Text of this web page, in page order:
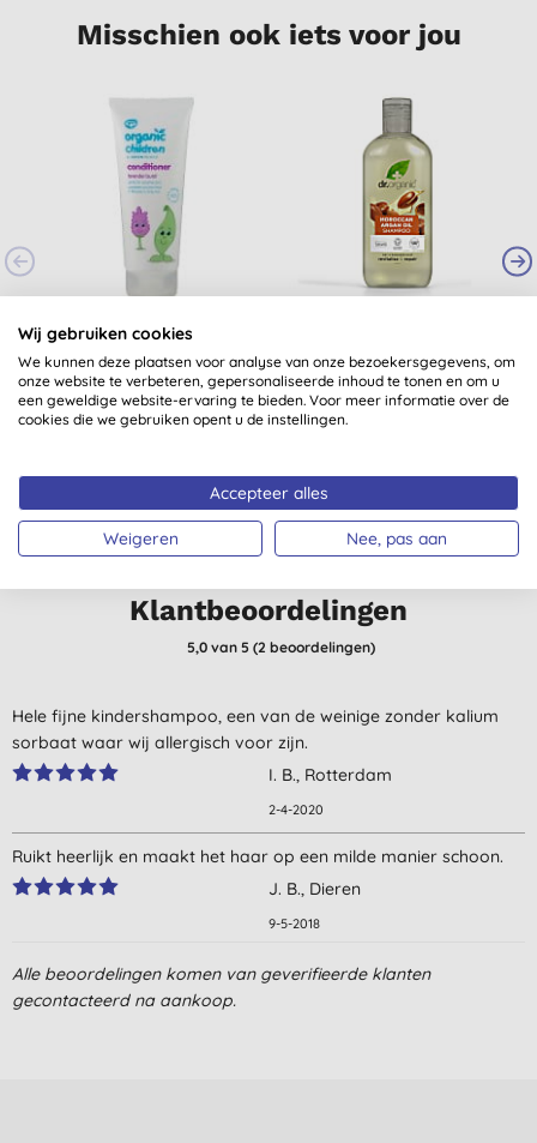
Misschien ook iets voor jou
Children Conditioner -
Lavendel(1
€ 17,99 KOPEN
Olie Shampoo
€ 8,25
KOPEN
Klantbeoordelingen
5,0van 5 (2 beoordelingen)
Hele fijne kindershampoo, een van de weinige zonder kalium
sorbaat waar wij allergisch voor zijn.
I. B., Rotterdam
2-4-2020
Ruikt heerlijk en maakt het haar op een milde manier schoon.
J. B., Dieren
9-5-2018
Alle beoordelingen komen van geverifieerde klanten
gecontacteerd na aankoop.
Wij gebruiken cookies
We kunnen deze plaatsen voor analyse van onze bezoekersgegevens, om
onze website te verbeteren, gepersonaliseerde inhoud te tonen en om u
een geweldige website-ervaring te bieden. Voor meer informatie over de
cookies die we gebruiken opent u de instellingen.
Accepteer alles
Weigeren Nee, pas aan